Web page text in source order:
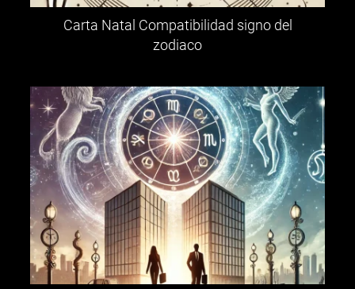
Carta Natal Compatibilidad signo del
zodiaco